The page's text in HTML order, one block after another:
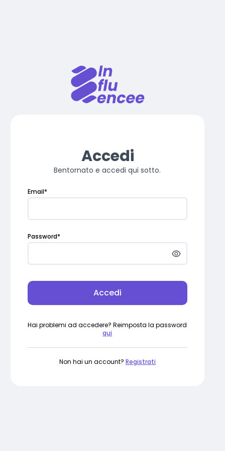
Accedi
Bentornato e accedi qui sotto.
Email*
Password*
Accedi
Hai problemi ad accedere? Reimposta la password
qui
Non hai un account? Registrati